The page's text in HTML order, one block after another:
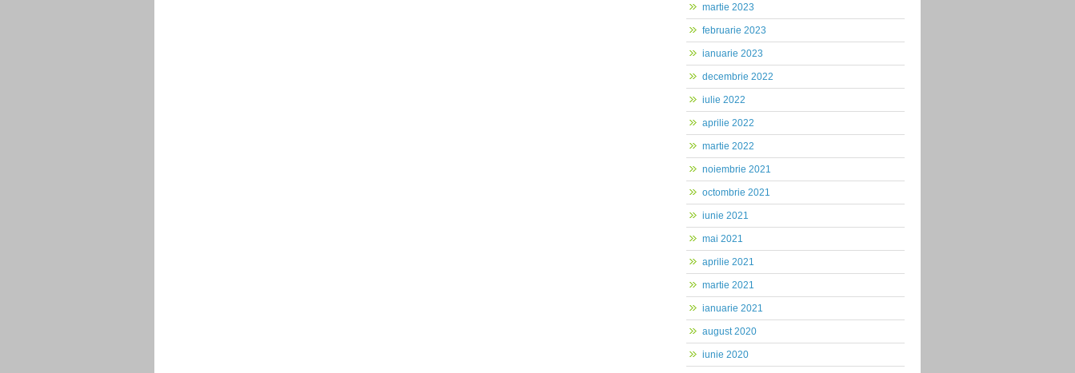
martie 2023
februarie 2023
ianuarie 2023
decembrie 2022
iulie 2022
aprilie 2022
martie 2022
noiembrie 2021
octombrie 2021
iunie 2021
mai 2021
aprilie 2021
martie 2021
ianuarie 2021
august 2020
iunie 2020